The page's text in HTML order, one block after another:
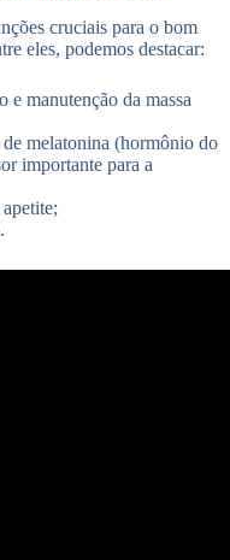
cruciais para o bom
eles, podemos destacar:
e manutenção da massa
melatonina (hormônio do
importante para a